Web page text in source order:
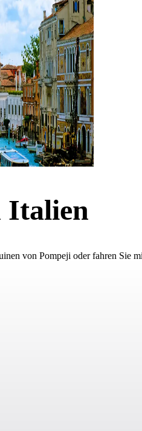
Italien
von Pompeji oder fahren Sie